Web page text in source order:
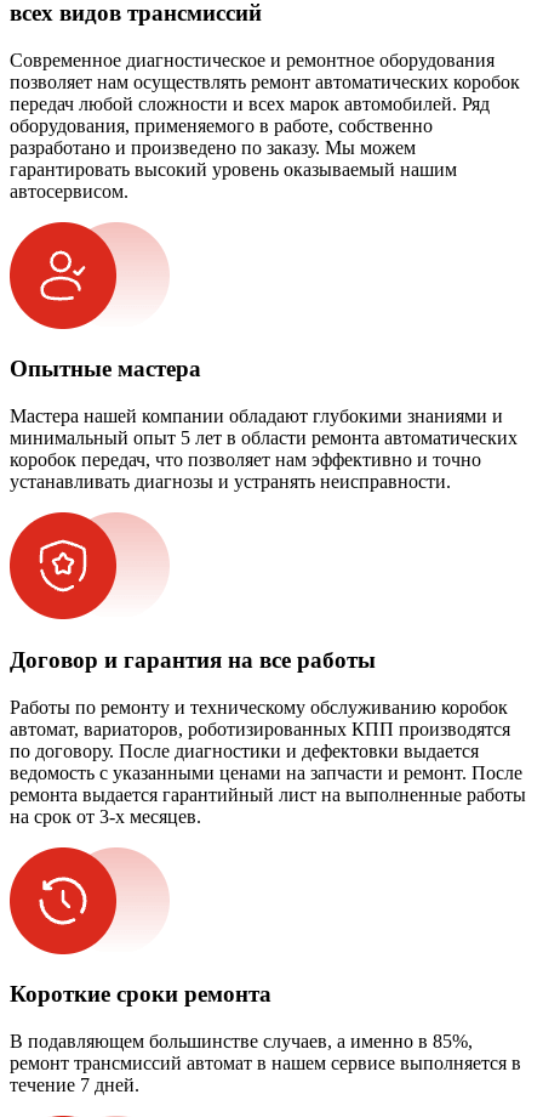
всех видов трансмиссий
Современное диагностическое и ремонтное оборудования
позволяет нам осуществлять ремонт автоматических коробок
передач любой сложности и всех марок автомобилей. Ряд
оборудования, применяемого в работе, собственно
разработано и произведено по заказу. Мы можем
гарантировать высокий уровень оказываемый нашим
автосервисом.
Опытные мастера
Мастера нашей компании обладают глубокими знаниями и
минимальный опыт 5 лет в области ремонта автоматических
коробок передач, что позволяет нам эффективно и точно
устанавливать диагнозы и устранять неисправности.
Договор и гарантия на все работы
Работы по ремонту и техническому обслуживанию коробок
автомат, вариаторов, роботизированных КПП производятся
по договору. После диагностики и дефектовки выдается
ведомость с указанными ценами на запчасти и ремонт. После
ремонта выдается гарантийный лист на выполненные работы
на срок от 3-х месяцев.
Короткие сроки ремонта
В подавляющем большинстве случаев, а именно в 85%,
ремонт трансмиссий автомат в нашем сервисе выполняется в
течение 7 дней.